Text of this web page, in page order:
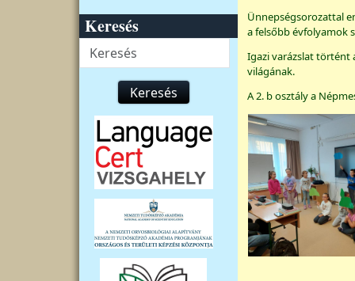
Keresés
Keresés
Keresés
Ünnepségsorozattal
a felsőbb évfolyamok
Igazi varázslat történt
világának.
A 2. b osztály a